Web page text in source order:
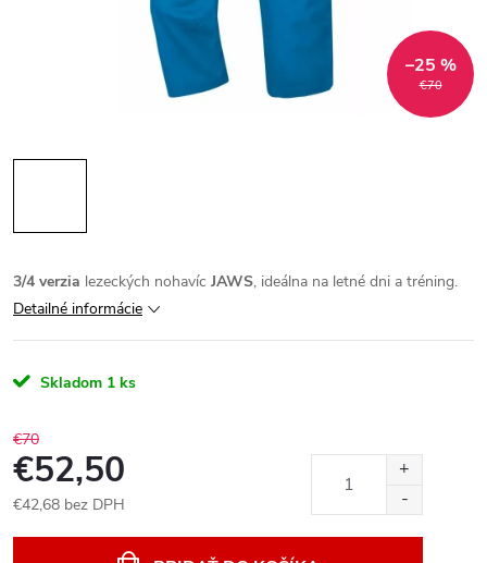
€70
–25 %
3/4 verzia lezeckých nohavíc JAWS, ideálna na letné dni a tréning.
Detailné informácie
Skladom 1 ks
€70
€52,50
€42,68 bez DPH